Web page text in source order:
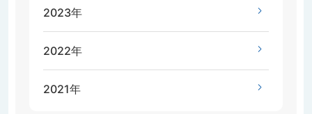
2023年
2022年
2021年